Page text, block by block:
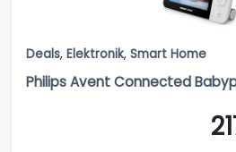
Deals, Elektronik, Smart Home
Philips Avent Connected